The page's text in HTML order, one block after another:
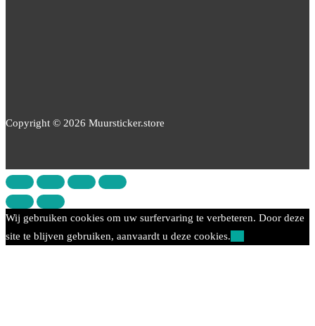
Copyright © 2026 Muursticker.store
Wij gebruiken cookies om uw surfervaring te verbeteren. Door deze
site te blijven gebruiken, aanvaardt u deze cookies.